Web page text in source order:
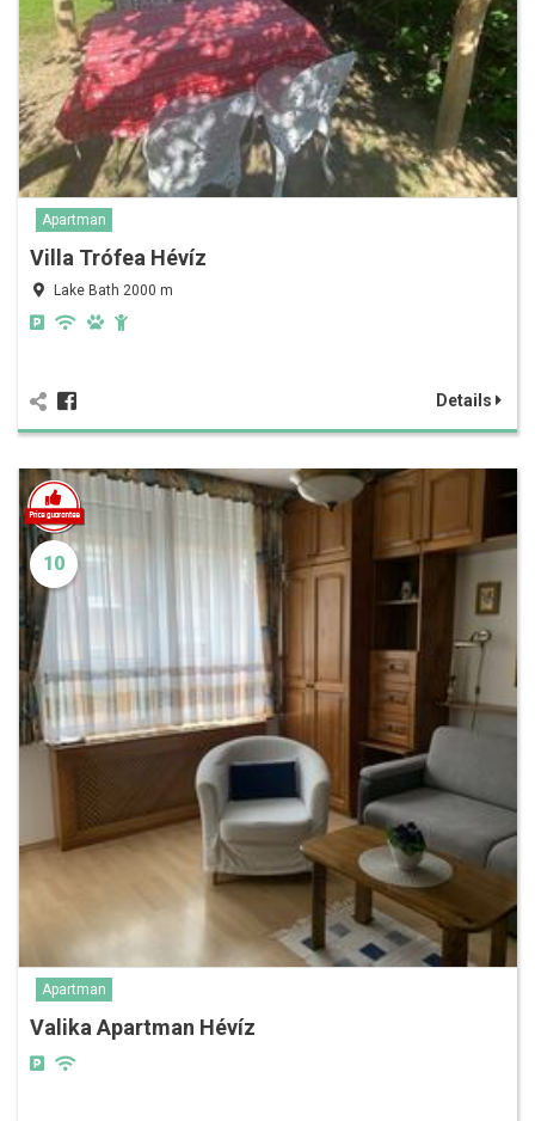
Apartman
Villa Trófea Hévíz
Lake Bath 2000 m
Details
10
Apartman
Valika Apartman Hévíz